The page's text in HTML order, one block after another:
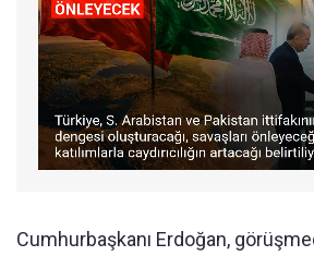
Cumhurbaşkanı Erdoğan,